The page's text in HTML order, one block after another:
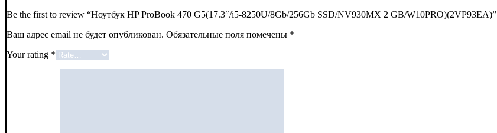
Be the first to review “Ноутбук HP ProBook 470 G5(17.3″/i5-8250U/8Gb/256Gb SSD/NV930MX 2 GB/W10PRO)(2VP93EA)”
Ваш адрес email не будет опубликован. Обязательные поля помечены *
Your rating *